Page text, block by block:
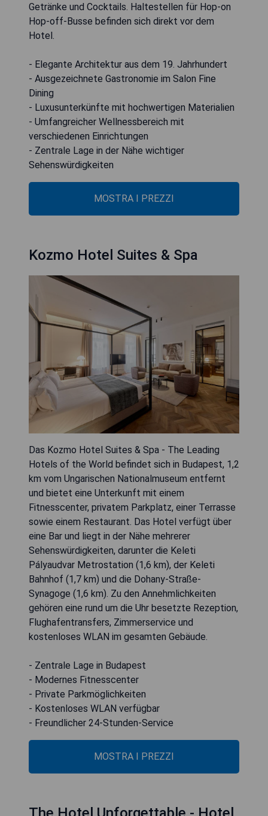
Getränke und Cocktails. Haltestellen für Hop-on
Hop-off-Busse befinden sich direkt vor dem
Hotel.
- Elegante Architektur aus dem 19. Jahrhundert
- Ausgezeichnete Gastronomie im Salon Fine
Dining
- Luxusunterkünfte mit hochwertigen Materialien
- Umfangreicher Wellnessbereich mit
verschiedenen Einrichtungen
- Zentrale Lage in der Nähe wichtiger
Sehenswürdigkeiten
MOSTRA I PREZZI
Kozmo Hotel Suites & Spa
Das Kozmo Hotel Suites & Spa - The Leading
Hotels of the World befindet sich in Budapest, 1,2
km vom Ungarischen Nationalmuseum entfernt
und bietet eine Unterkunft mit einem
Fitnesscenter, privatem Parkplatz, einer Terrasse
sowie einem Restaurant. Das Hotel verfügt über
eine Bar und liegt in der Nähe mehrerer
Sehenswürdigkeiten, darunter die Keleti
Pályaudvar Metrostation (1,6 km), der Keleti
Bahnhof (1,7 km) und die Dohany-Straße-
Synagoge (1,6 km). Zu den Annehmlichkeiten
gehören eine rund um die Uhr besetzte Rezeption,
Flughafentransfers, Zimmerservice und
kostenloses WLAN im gesamten Gebäude.
- Zentrale Lage in Budapest
- Modernes Fitnesscenter
- Private Parkmöglichkeiten
- Kostenloses WLAN verfügbar
- Freundlicher 24-Stunden-Service
MOSTRA I PREZZI